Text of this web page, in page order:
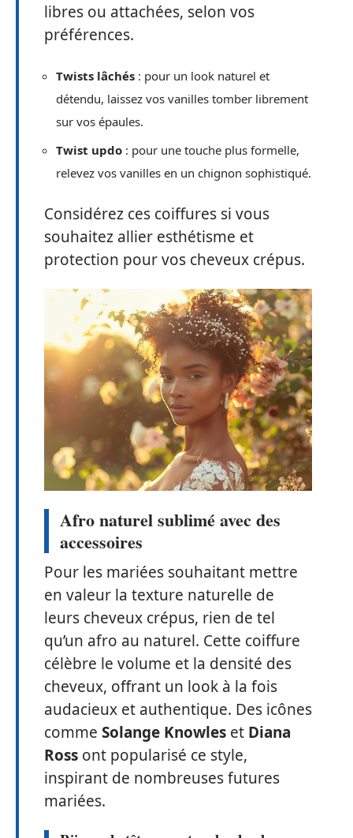
libres ou attachées, selon vos
préférences.
Twists lâchés : pour un look naturel et
détendu, laissez vos vanilles tomber librement
sur vos épaules.
Twist updo : pour une touche plus formelle,
relevez vos vanilles en un chignon sophistiqué.
Considérez ces coiffures si vous
souhaitez allier esthétisme et
protection pour vos cheveux crépus.
Afro naturel sublimé avec des
accessoires
Pour les mariées souhaitant mettre
en valeur la texture naturelle de
leurs cheveux crépus, rien de tel
qu’un afro au naturel. Cette coiffure
célèbre le volume et la densité des
cheveux, offrant un look à la fois
audacieux et authentique. Des icônes
comme Solange Knowles et Diana
Ross ont popularisé ce style,
inspirant de nombreuses futures
mariées.